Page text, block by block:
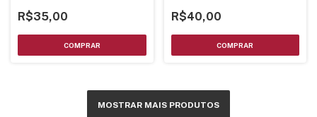
R$35,00 R$40,00
MOSTRAR MAIS PRODUTOS